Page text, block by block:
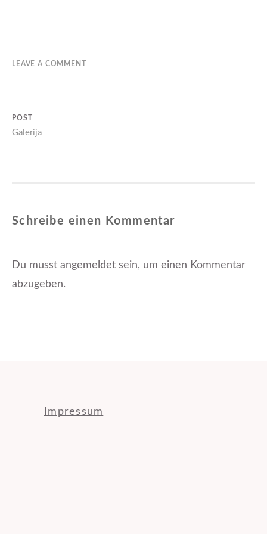
LEAVE A COMMENT
Beitragsnavigation
POST
Parent
Galerija
Schreibe einen Kommentar
Du musst angemeldet sein, um einen Kommentar
abzugeben.
Impressum